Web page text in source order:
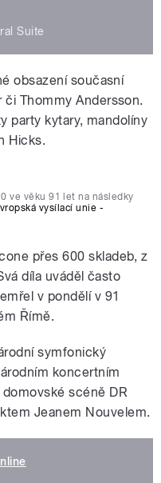
Suite
obsazení současní
či Thommy Andersson.
party kytary, mandolíny
Hicks.
ve věku 91 let na následky
vysílací unie -
přes 600 skladeb, z
díla uváděl často
v pondělí v 91
Římě.
symfonický
koncertním
scéně DR
Jeanem Nouvelem.